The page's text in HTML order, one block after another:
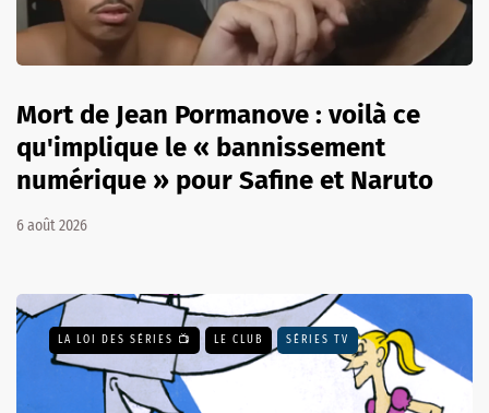
Mort de Jean Pormanove : voilà ce
qu'implique le « bannissement
numérique » pour Safine et Naruto
6 août 2026
LA LOI DES SÉRIES 📺 LE CLUB SÉRIES TV